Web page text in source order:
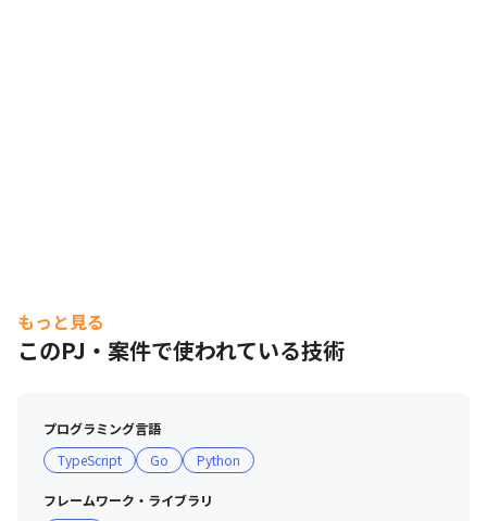
もっと見る
このPJ・案件で使われている技術
プログラミング言語
TypeScript
Go Python
フレームワーク・ライブラリ